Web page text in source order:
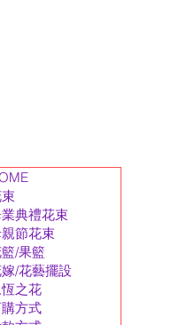
典禮花束
節花束
/果籃
/花藝擺設
之花
方式